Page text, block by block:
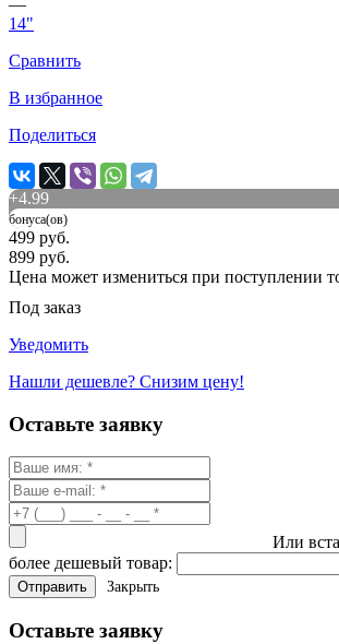
14"
Сравнить
В избранное
Поделиться
+4.99
бонуса(ов)
499 руб.
899 руб.
Цена может измениться при поступлении
Под заказ
Уведомить
Нашли дешевле? Снизим цену!
Оставьте заявку
Или
более дешевый товар:
Закрыть
Оставьте заявку